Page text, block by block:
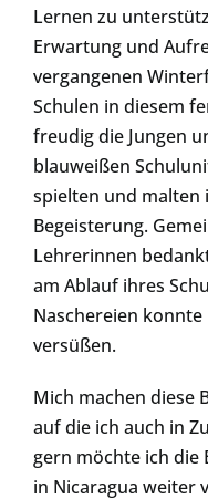
Lernen zu
Erwartung und
vergangenen
Schulen in diesem
freudig die Jungen
blauweißen
spielten und malten
Begeisterung.
Lehrerinnen
am Ablauf ihres
Naschereien
versüßen.
Mich machen diese
auf die ich auch in
gern möchte ich die
in Nicaragua weiter